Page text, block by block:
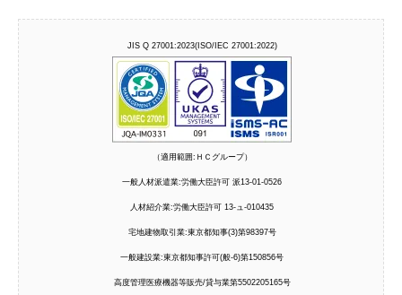
JIS Q 27001:2023(ISO/IEC 27001:2022)
（適用範囲:ＨＣグループ）
一般人材派遣業:労働大臣許可 派13-01-0526
人材紹介業:労働大臣許可 13-ュ-010435
宅地建物取引業:東京都知事(3)第98397号
一般建設業:東京都知事許可(般-6)第150856号
高度管理医療機器等販売/貸与業第5502205165号